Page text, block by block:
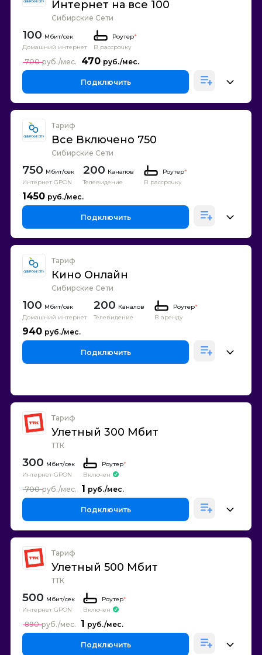
Интернет на все 100
Сибирские Сети
100
Домашний интернет
Роутер*
В рассрочку
470
700
Подключить
Тариф
Все Включено 750
Сибирские Сети
750
Интернет GPON
200 Каналов
Телевидение
Роутер*
В рассрочку
1450
Подключить
Тариф
Кино Онлайн
Сибирские Сети
100
Домашний интернет
200 Каналов
Телевидение
Роутер*
В аренду
940
Подключить
Тариф
Улетный 300 Мбит
ТТК
300
Интернет GPON
Роутер*
Включен
1
700
Подключить
Тариф
Улетный 500 Мбит
ТТК
500
Интернет GPON
Роутер*
Включен
1
890
Подключить